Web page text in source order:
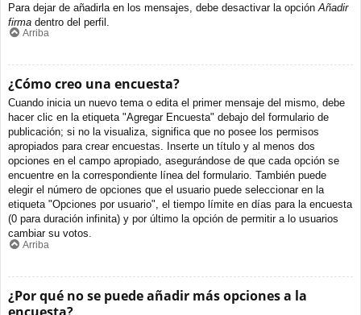
Para dejar de añadirla en los mensajes, debe desactivar la opción Añadir
firma dentro del perfil.
Arriba
¿Cómo creo una encuesta?
Cuando inicia un nuevo tema o edita el primer mensaje del mismo, debe
hacer clic en la etiqueta "Agregar Encuesta" debajo del formulario de
publicación; si no la visualiza, significa que no posee los permisos
apropiados para crear encuestas. Inserte un título y al menos dos
opciones en el campo apropiado, asegurándose de que cada opción se
encuentre en la correspondiente línea del formulario. También puede
elegir el número de opciones que el usuario puede seleccionar en la
etiqueta "Opciones por usuario", el tiempo límite en días para la encuesta
(0 para duración infinita) y por último la opción de permitir a lo usuarios
cambiar su votos.
Arriba
¿Por qué no se puede añadir más opciones a la